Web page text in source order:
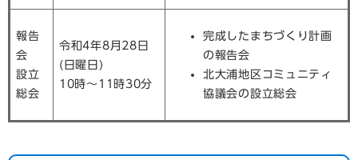
報告
会
設立
総会
令和4年8月28日
(日曜日)
10時～11時30分
完成したまちづくり計画
の報告会
北大浦地区コミュニティ
協議会の設立総会